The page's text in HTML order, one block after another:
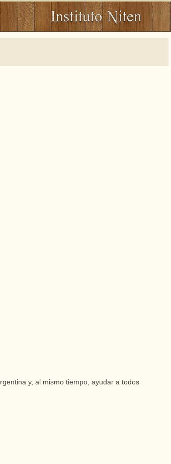
y, al mismo tiempo, ayudar a todos